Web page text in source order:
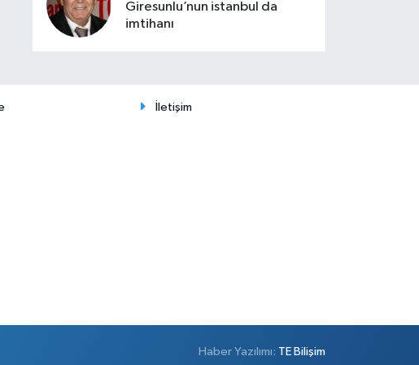
Giresunlu’nun istanbul da
imtihanı
İletişim
Haber Yazılımı: TE Bilişim